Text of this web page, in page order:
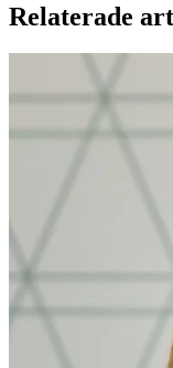
Relaterade